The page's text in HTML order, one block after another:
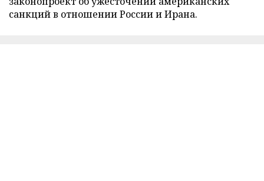
санкций в отношении России и Ирана.